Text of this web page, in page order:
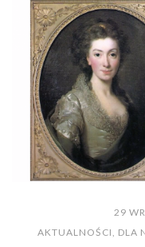
29
AKTUALNOŚCI
DLA